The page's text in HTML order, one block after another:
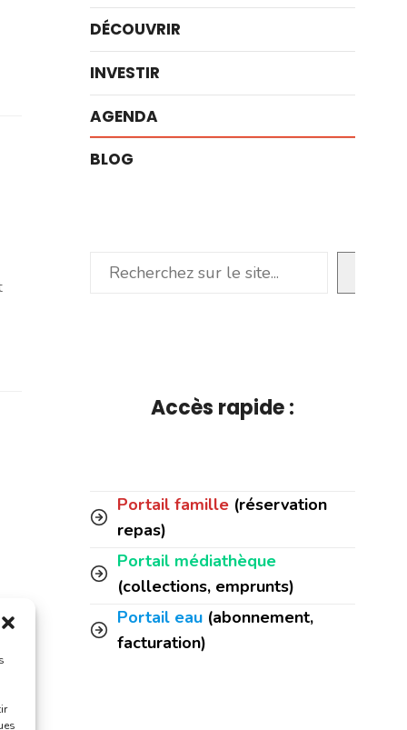
DÉCOUVRIR
INVESTIR
AGENDA
BLOG
Rechercher
Accès rapide :
Portail famille (réservation
repas)
Portail médiathèque
(collections, emprunts)
Portail eau (abonnement,
facturation)